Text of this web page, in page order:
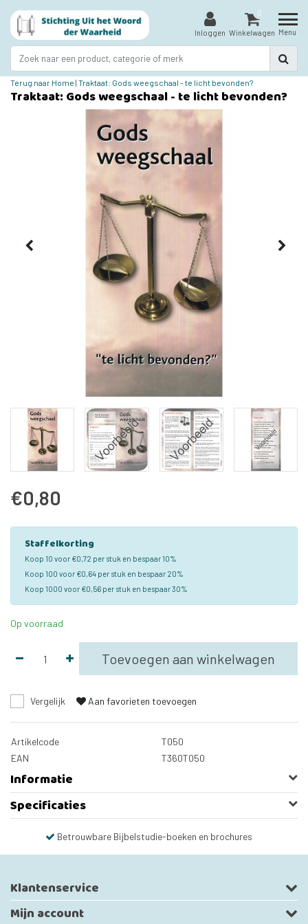
Inloggen
0
Winkelwagen Menu
Terug naar Home | Traktaat: Gods weegschaal - te licht bevonden?
Traktaat: Gods weegschaal - te licht bevonden?
€0,80
Staffelkorting
Koop 10 voor €0,72 per stuk en bespaar 10%
Koop 100 voor €0,64 per stuk en bespaar 20%
Koop 1000 voor €0,56 per stuk en bespaar 30%
Op voorraad
Toevoegen aan winkelwagen
Vergelijk Aan favorieten toevoegen
Artikelcode
T050
EAN
T360T050
Informatie
Specificaties
Betrouwbare Bijbelstudie-boeken en brochures
Klantenservice
Mijn account